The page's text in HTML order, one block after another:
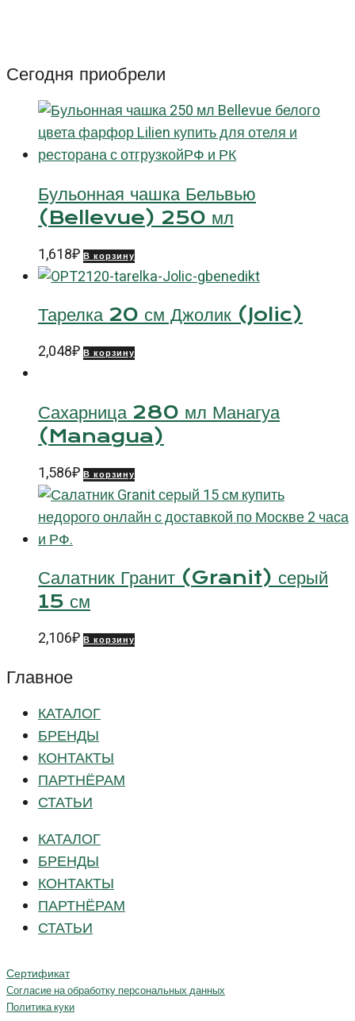
Оптимо
Хэндпейнтед
(Optimo
Handpainted)
Сегодня приобрели
Бульонная чашка Бельвью
(Bellevue) 250 мл
1,618₽ В корзину
Тарелка 20 см Джолик (Jolic)
2,048₽ В корзину
Сахарница 280 мл Манагуа
(Managua)
1,586₽ В корзину
Салатник Гранит (Granit) серый
15 см
2,106₽ В корзину
Главное
КАТАЛОГ
БРЕНДЫ
КОНТАКТЫ
ПАРТНЁРАМ
СТАТЬИ
КАТАЛОГ
БРЕНДЫ
КОНТАКТЫ
ПАРТНЁРАМ
СТАТЬИ
Сертификат
Согласие на обработку персональных данных
Политика куки